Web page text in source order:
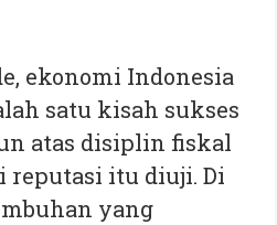
ekonomi Indonesia
satu kisah sukses
atas disiplin fiskal
reputasi itu diuji. Di
yang